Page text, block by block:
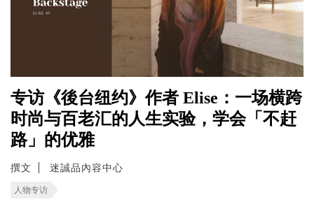
专访《後台纽约》作者 Elise：一场横跨
时尚与百老汇的人生实验，学会「不赶
路」的优雅
撰文 迷誠品內容中心
人物专访